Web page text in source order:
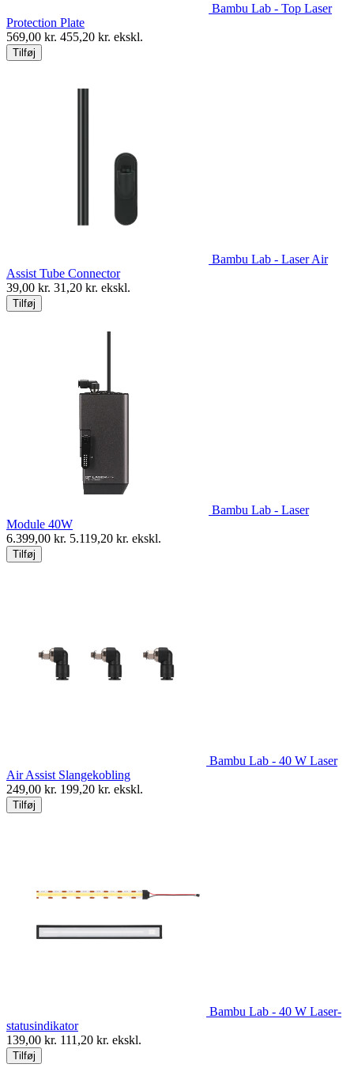
Bambu Lab - Top Laser
Protection Plate
569,00 kr. 455,20 kr. ekskl.
Tilføj
Bambu Lab - Laser Air
Assist Tube Connector
39,00 kr. 31,20 kr. ekskl.
Tilføj
Bambu Lab - Laser
Module 40W
6.399,00 kr. 5.119,20 kr. ekskl.
Tilføj
Bambu Lab - 40 W Laser
Air Assist Slangekobling
249,00 kr. 199,20 kr. ekskl.
Tilføj
Bambu Lab - 40 W Laser-
statusindikator
139,00 kr. 111,20 kr. ekskl.
Tilføj